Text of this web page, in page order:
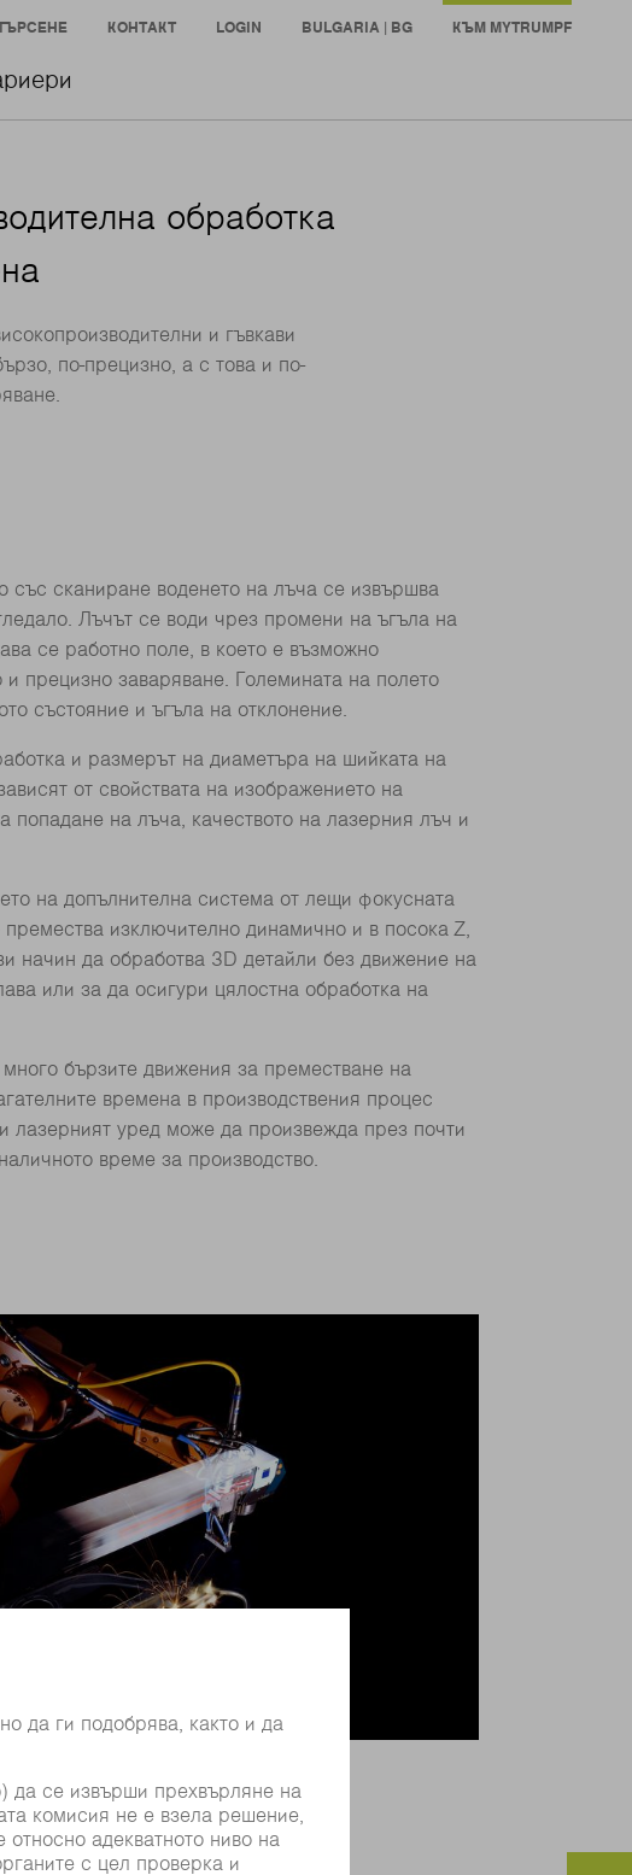
КОНТАКТ LOGIN BULGARIA | BG КЪМ MYTRUMPF
обработка
и гъвкави
по-прецизно, а с това и по-
със сканиране воденето на лъча се извършва
Лъчът се води чрез промени на ъгъла на
се работно поле, в което е възможно
и прецизно заваряване. Големината на полето
състояние и ъгъла на отклонение.
и размерът на диаметъра на шийката на
от свойствата на изображението на
попадане на лъча, качеството на лазерния лъч и
на допълнителна система от лещи фокусната
изключително динамично и в посока Z,
начин да обработва 3D детайли без движение на
или за да осигури цялостна обработка на
бързите движения за преместване на
времена в производствения процес
лазерният уред може да произвежда през почти
време за производство.